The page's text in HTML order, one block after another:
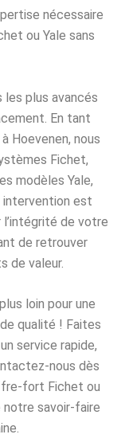
nécessaire
ou Yale sans
plus avancés
En tant
Hoevenen, nous
Fichet,
modèles Yale,
intervention est
de votre
de retrouver
de valeur.
loin pour une
qualité ! Faites
service rapide,
nous dès
fort Fichet ou
savoir-faire